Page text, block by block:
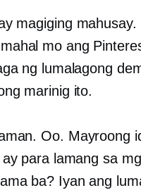
magiging mahusay.
mo ang
ng lumalagong
marinig ito.
Oo. Mayroong
para lamang sa
ba? Iyan ang